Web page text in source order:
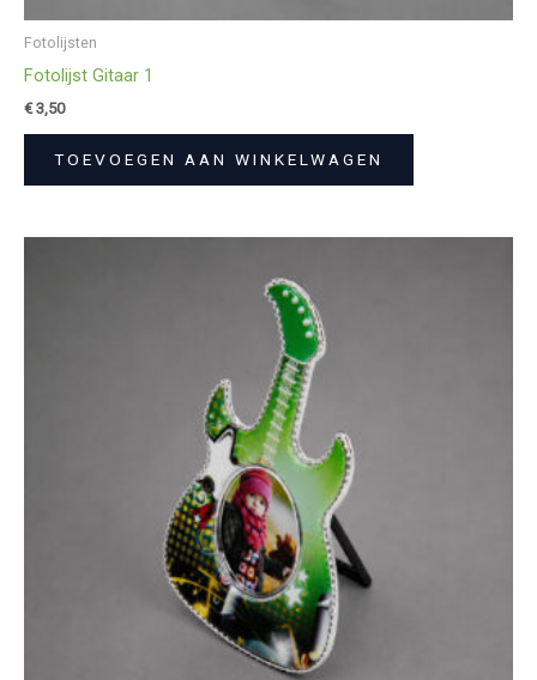
Fotolijsten
Fotolijst Gitaar 1
€3,50
TOEVOEGEN AAN WINKELWAGEN